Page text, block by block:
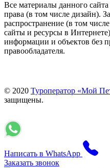
Все материалы данного
права (в том числе дизайн).
распространение (в том
сайты и ресурсы в
информации и объектов без
правообладателя.
© 2020 Туроператор «Мой
защищены.
Написать в WhatsApp
Заказать звонок